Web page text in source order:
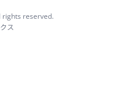
rights reserved.
ス